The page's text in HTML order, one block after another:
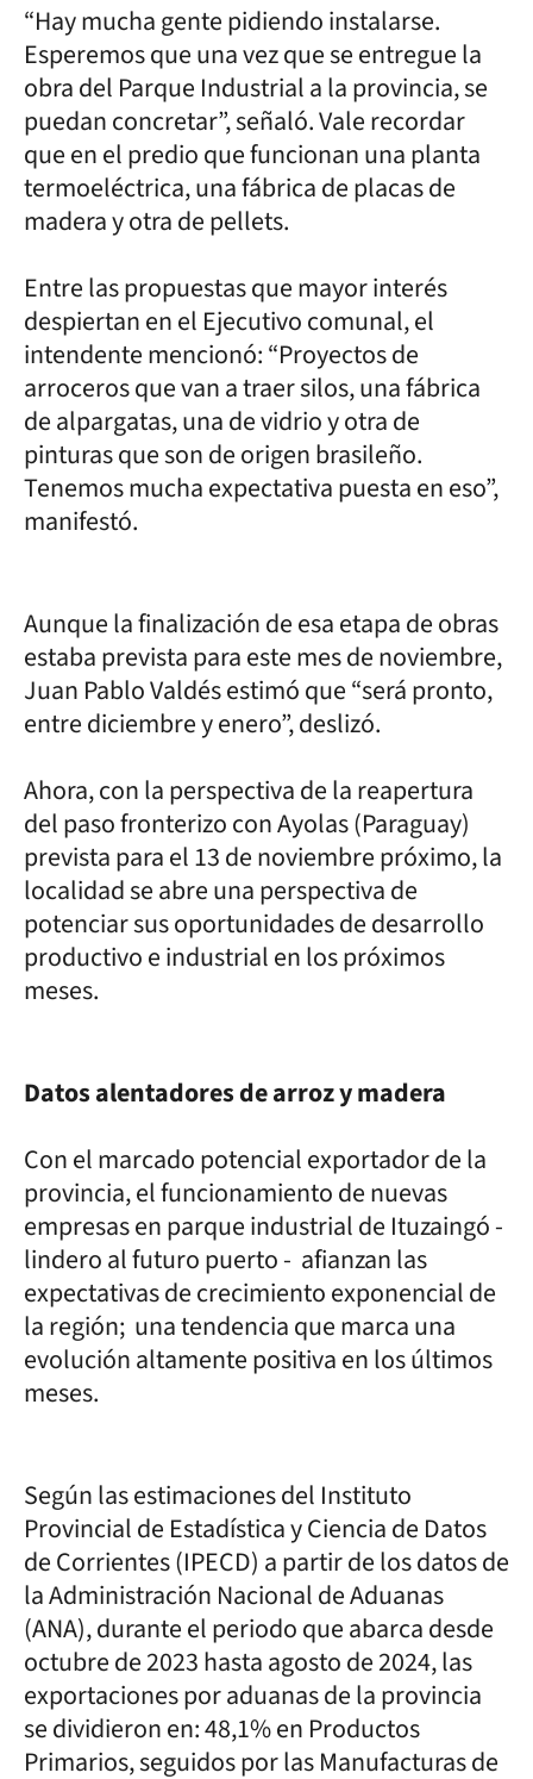
“Hay mucha gente pidiendo instalarse.
Esperemos que una vez que se entregue la
obra del Parque Industrial a la provincia, se
puedan concretar”, señaló. Vale recordar
que en el predio que funcionan una planta
termoeléctrica, una fábrica de placas de
madera y otra de pellets.
Entre las propuestas que mayor interés
despiertan en el Ejecutivo comunal, el
intendente mencionó: “Proyectos de
arroceros que van a traer silos, una fábrica
de alpargatas, una de vidrio y otra de
pinturas que son de origen brasileño.
Tenemos mucha expectativa puesta en eso”,
manifestó.
Aunque la finalización de esa etapa de obras
estaba prevista para este mes de noviembre,
Juan Pablo Valdés estimó que “será pronto,
entre diciembre y enero”, deslizó.
Ahora, con la perspectiva de la reapertura
del paso fronterizo con Ayolas (Paraguay)
prevista para el 13 de noviembre próximo, la
localidad se abre una perspectiva de
potenciar sus oportunidades de desarrollo
productivo e industrial en los próximos
meses.
Datos alentadores de arroz y madera
Con el marcado potencial exportador de la
provincia, el funcionamiento de nuevas
empresas en parque industrial de Ituzaingó -
lindero al futuro puerto - afianzan las
expectativas de crecimiento exponencial de
la región; una tendencia que marca una
evolución altamente positiva en los últimos
meses.
Según las estimaciones del Instituto
Provincial de Estadística y Ciencia de Datos
de Corrientes (IPECD) a partir de los datos de
la Administración Nacional de Aduanas
(ANA), durante el periodo que abarca desde
octubre de 2023 hasta agosto de 2024, las
exportaciones por aduanas de la provincia
se dividieron en: 48,1% en Productos
Primarios, seguidos por las Manufacturas de